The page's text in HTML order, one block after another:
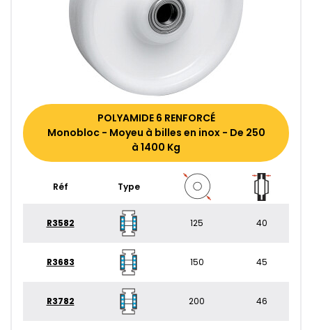
POLYAMIDE 6 RENFORCÉ
Monobloc - Moyeu à billes en inox - De 250
à 1400 Kg
Réf Type
R3582 125 40
R3683 150 45
R3782 200 46